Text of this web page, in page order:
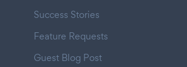
Success Stories
Feature Requests
Guest Blog Post